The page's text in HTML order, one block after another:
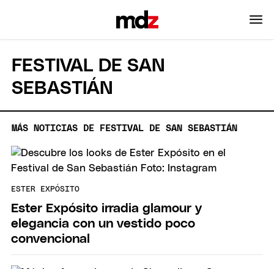
FESTIVAL DE SAN
SEBASTIÁN
MÁS NOTICIAS DE FESTIVAL DE SAN SEBASTIÁN
ESTER EXPÓSITO
Ester Expósito irradia glamour y
elegancia con un vestido poco
convencional